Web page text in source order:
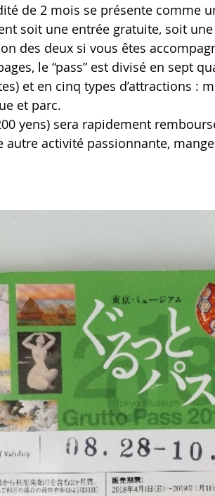
de 2 mois se présente comme
soit une entrée gratuite, soit
des deux si vous êtes
le “pass” est divisé en sept
et en cinq types d’attractions :
et parc.
yens) sera rapidement
autre activité passionnante,